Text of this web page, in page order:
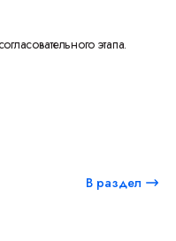
этапа.
В раздел